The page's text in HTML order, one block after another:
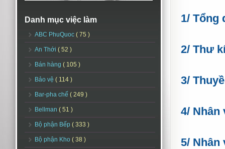
Danh mục việc làm
ABC PhuQuoc ( 75 )
An Thới ( 52 )
Bán hàng ( 105 )
Bảo vệ ( 114 )
Bar-pha chế ( 249 )
Bellman ( 51 )
Bộ phận Bếp ( 333 )
Bộ phận Kho ( 38 )
1/ Tổng
2/ Thư
3/
4/ Nhân
5/ Nhân